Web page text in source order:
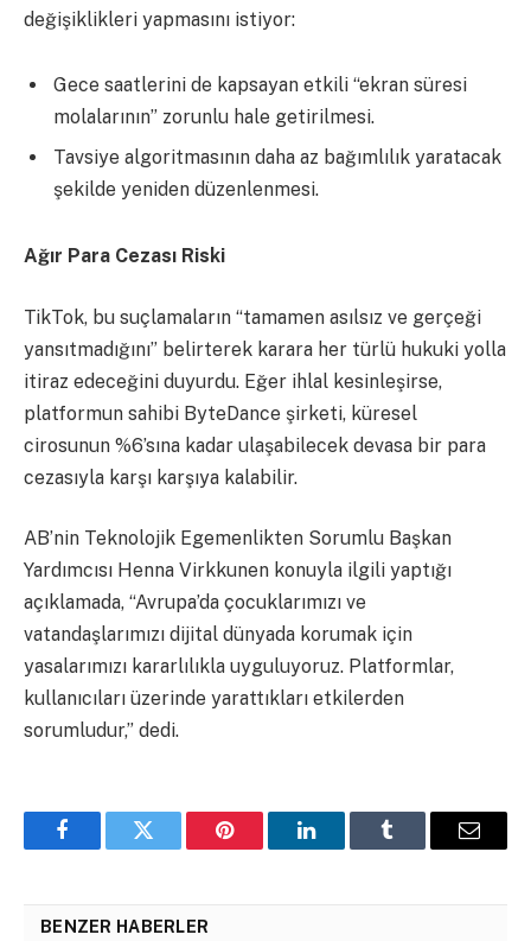
değişiklikleri yapmasını istiyor:
Gece saatlerini de kapsayan etkili “ekran süresi
molalarının” zorunlu hale getirilmesi.
Tavsiye algoritmasının daha az bağımlılık yaratacak
şekilde yeniden düzenlenmesi.
Ağır Para Cezası Riski
TikTok, bu suçlamaların “tamamen asılsız ve gerçeği
yansıtmadığını” belirterek karara her türlü hukuki yolla
itiraz edeceğini duyurdu. Eğer ihlal kesinleşirse,
platformun sahibi ByteDance şirketi, küresel
cirosunun %6’sına kadar ulaşabilecek devasa bir para
cezasıyla karşı karşıya kalabilir.
AB’nin Teknolojik Egemenlikten Sorumlu Başkan
Yardımcısı Henna Virkkunen konuyla ilgili yaptığı
açıklamada, “Avrupa’da çocuklarımızı ve
vatandaşlarımızı dijital dünyada korumak için
yasalarımızı kararlılıkla uyguluyoruz. Platformlar,
kullanıcıları üzerinde yarattıkları etkilerden
sorumludur,” dedi.
FacebookTwitter Pinterest LinkedInTumblr Email
BENZER HABERLER